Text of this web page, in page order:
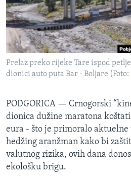
SPORT
INTERVJU
Prelaz preko rijeke Tare ispod
dionici auto puta Bar - Boljare
PODGORICA — Crnogorski
dionica dužine maratona
eura - što je primoralo aktuelne
hedžing aranžman kako bi
valutnog rizika, ovih dana
ekološku brigu.